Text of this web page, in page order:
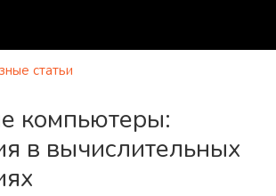
статьи
компьютеры:
в вычислительных